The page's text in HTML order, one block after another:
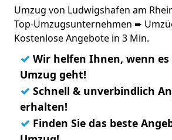
Umzug von Ludwigshafen am
Top-Umzugsunternehmen ➨
Kostenlose Angebote in 3 Min.
✓ Wir helfen Ihnen, wenn
Umzug geht!
✓ Schnell & unverbindlich
erhalten!
✓ Finden Sie das beste